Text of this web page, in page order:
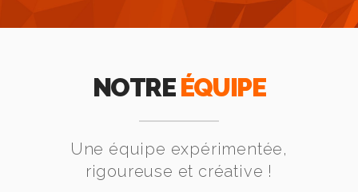
NOTREÉQUIPE
Une équipe expérimentée,
rigoureuse et créative !